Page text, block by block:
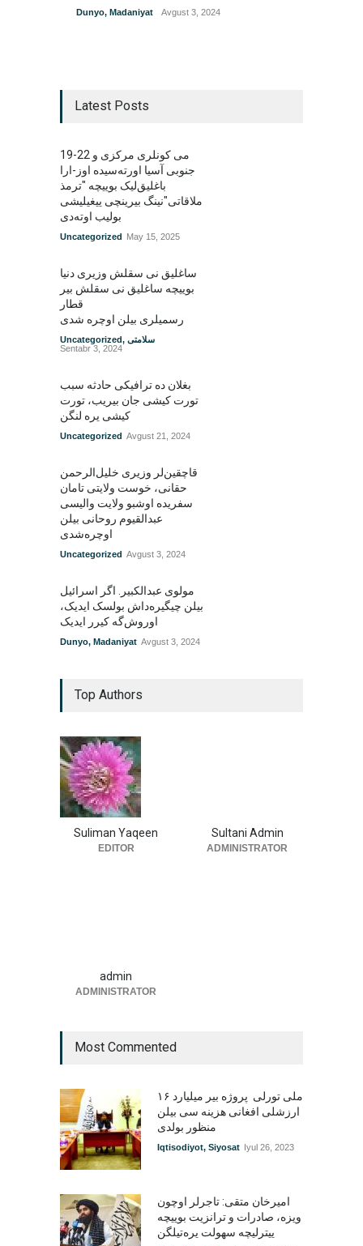
Dunyo, Madaniyat Avgust 3, 2024
Latest Posts
19-22 می کونلری مرکزی و
جنوبی آسیا اورته‌سیده اوز-ارا
باغلیق‌لیک بوییچه "ترمذ
ملاقاتی"نینگ بیرینچی ییغیلیشی
بولیب اوته‌دی
Uncategorized May 15, 2025
ساغلیق نی سقلش وزیری دنیا
بوییچه ساغلیق نی سقلش بیر
قطار
رسمیلری بیلن اوچره شدی
Uncategorized, سلامتی
Sentabr 3, 2024
بغلان ده ترافیکی حادثه سبب
تورت کیشی جان بیریب، تورت
کیشی یره لنگن
Uncategorized Avgust 21, 2024
قاچقین‌لر وزیری خلیل‌الرحمن
حقانی، خوست ولایتی تامان
سفریده اوشبو ولایت والیسی
عبدالقیوم روحانی بیلن
اوچره‌شدی
Uncategorized Avgust 3, 2024
مولوی عبدالکبیر. اگر اسرائیل
بیلن چیگیره‌داش بولسک ایدیک‌‌،
اوروش‌گه کیرر ایدیک
Dunyo, Madaniyat Avgust 3, 2024
Top Authors
Suliman Yaqeen
EDITOR
Sultani Admin
ADMINISTRATOR
admin
ADMINISTRATOR
Most Commented
۱۶ ملی تورلی پروژه بیر میلیارد
ارزشلی افغانی هزینه سی بیلن
منظور بولدی
Iqtisodiyot, Siyosat Iyul 26, 2023
امیرخان متقی: تاجرلر اوچون
ویزه، صادرات و ترانزیت بوییچه
ییترلیچه سهولت یره‌تیلگن